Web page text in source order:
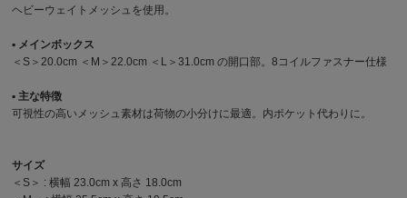
ヘビーウェイトメッシュを使用。
▪︎ メインボックス
＜S＞20.0cm ＜M＞22.0cm ＜L＞31.0cm の開口部。8コイルファスナー仕様
▪︎ 主な特徴
可視性の高いメッシュ素材は荷物の小分けに最適。内ポケット代わりに。
サイズ
＜S＞ : 横幅 23.0cm x 高さ 18.0cm